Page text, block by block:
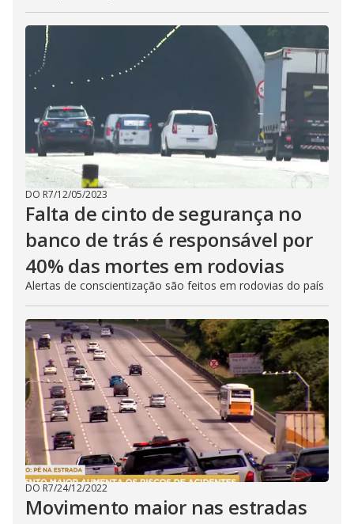
DO R7/12/05/2023
Falta de cinto de segurança no
banco de trás é responsável por
40% das mortes em rodovias
Alertas de conscientização são feitos em rodovias do país
DO R7/24/12/2022
Movimento maior nas estradas